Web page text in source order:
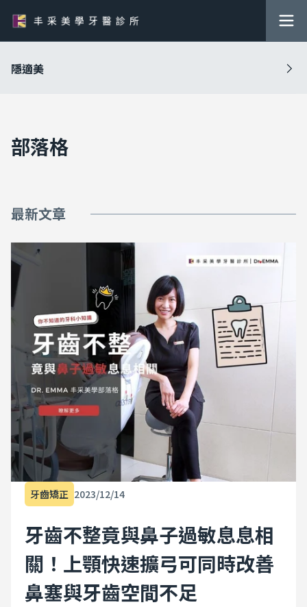
隱適美
部落格
最新文章
牙齒矯正 2023/12/14
牙齒不整竟與鼻子過敏息息相
關！上顎快速擴弓可同時改善
鼻塞與牙齒空間不足